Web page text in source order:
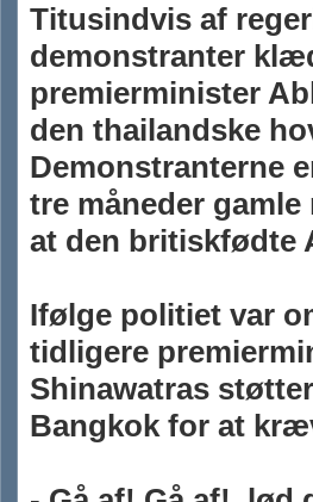
Titusindvis af
demonstranter
premierminister
den thailandske
Demonstranterne
tre måneder
at den britiskfødte
Ifølge politiet var
tidligere
Shinawatras
Bangkok for at